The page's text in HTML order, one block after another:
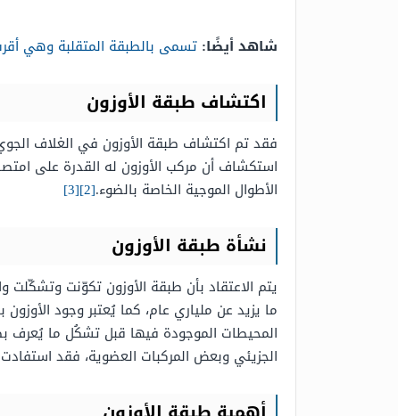
شاهد أيضًا: تسمى بالطبقة المتقلبة وهي
اكتشاف طبقة الأوزون
استكشاف أن مركب الأوزون له القدرة على
الأطوال الموجية الخاصة بالضوء.[2]
[3]
نشأة طبقة الأوزون
ما يزيد عن ملياري عام، كما يُعتبر وجود
المحيطات الموجودة فيها قبل تشكُل ما يُعرف
الجزيئي وبعض المركبات العضوية، فقد